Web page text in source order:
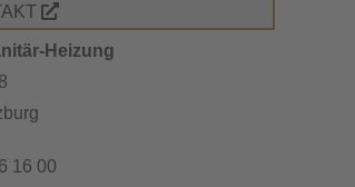
Heizung
16 00